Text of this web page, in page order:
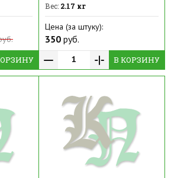
Вес:2.17 кг
Цена (за штуку):
350руб.
В КОРЗИНУ